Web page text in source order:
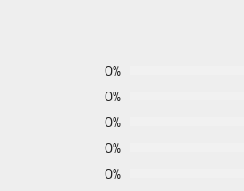
0%
0%
0%
0%
0%